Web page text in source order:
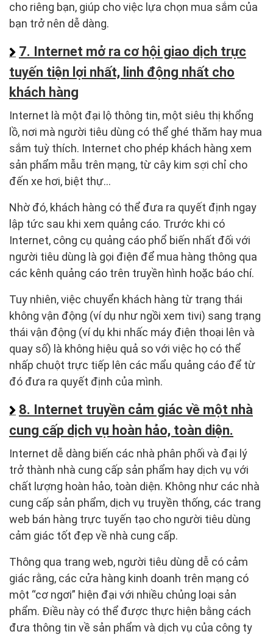
cho riêng bạn, giúp cho việc lựa chọn mua sắm của
bạn trở nên dễ dàng.
7. Internet mở ra cơ hội giao dịch trực
tuyến tiện lợi nhất, linh động nhất cho
khách hàng
Internet là một đại lộ thông tin, một siêu thị khổng
lồ, nơi mà người tiêu dùng có thể ghé thăm hay mua
sắm tuỳ thích. Internet cho phép khách hàng xem
sản phẩm mẫu trên mạng, từ cây kim sợi chỉ cho
đến xe hơi, biệt thự…
Nhờ đó, khách hàng có thể đưa ra quyết định ngay
lập tức sau khi xem quảng cáo. Trước khi có
Internet, công cụ quảng cáo phổ biến nhất đối với
người tiêu dùng là gọi điện để mua hàng thông qua
các kênh quảng cáo trên truyền hình hoặc báo chí.
Tuy nhiên, việc chuyển khách hàng từ trạng thái
không vận động (ví dụ như ngồi xem tivi) sang trạng
thái vận động (ví dụ khi nhấc máy điện thoại lên và
quay số) là không hiệu quả so với việc họ có thể
nhấp chuột trực tiếp lên các mẩu quảng cáo để từ
đó đưa ra quyết định của mình.
8. Internet truyền cảm giác về một nhà
cung cấp dịch vụ hoàn hảo, toàn diện.
Internet dễ dàng biến các nhà phân phối và đại lý
trở thành nhà cung cấp sản phẩm hay dịch vụ với
chất lượng hoàn hảo, toàn diện. Không như các nhà
cung cấp sản phẩm, dịch vụ truyền thống, các trang
web bán hàng trực tuyến tạo cho người tiêu dùng
cảm giác tốt đẹp về nhà cung cấp.
Thông qua trang web, người tiêu dùng dễ có cảm
giác rằng, các cửa hàng kinh doanh trên mạng có
một “cơ ngơi” hiện đại với nhiều chủng loại sản
phẩm. Điều này có thể được thực hiện bằng cách
đưa thông tin về sản phẩm và dịch vụ của công ty